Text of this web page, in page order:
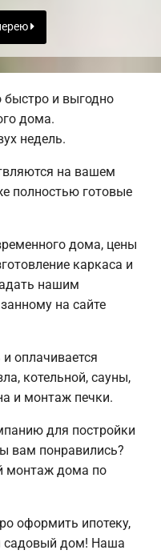
и выгодно
дома.
недель.
на вашем
полностью готовые
дома, цены
каркаса и
нашим
на сайте
оплачивается
котельной, сауны,
и монтаж печки.
для постройки
вам понравились?
монтаж дома по
оформить ипотеку,
садовый дом! Наша